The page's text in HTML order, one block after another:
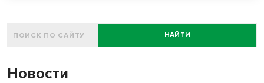
НАЙТИ
Новости